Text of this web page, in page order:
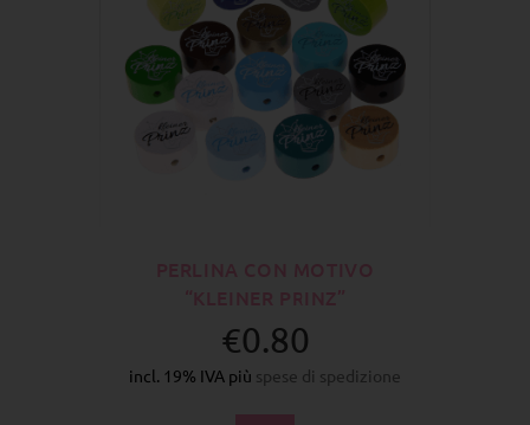
€0.80
incl. 19% IVA più spese di spedizione